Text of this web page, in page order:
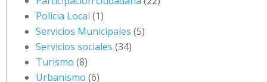
Policia Local (1)
Servicios Municipales (5)
Servicios sociales (34)
Turismo (8)
Urbanismo (6)